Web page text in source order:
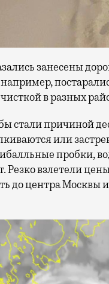
занесены
например,
чисткой в разных
стали причиной
или
пробки,
взлетели
до центра Москвы